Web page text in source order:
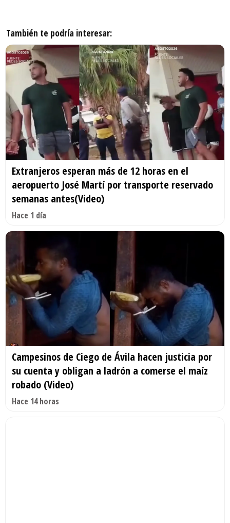
También te podría interesar:
Extranjeros esperan más de 12 horas en el
aeropuerto José Martí por transporte reservado
semanas antes(Video)
Hace 1 día
Campesinos de Ciego de Ávila hacen justicia por
su cuenta y obligan a ladrón a comerse el maíz
robado (Video)
Hace 14 horas